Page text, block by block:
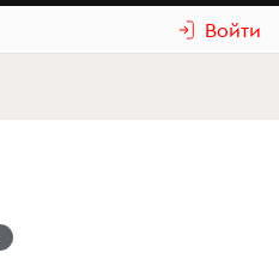
Войти